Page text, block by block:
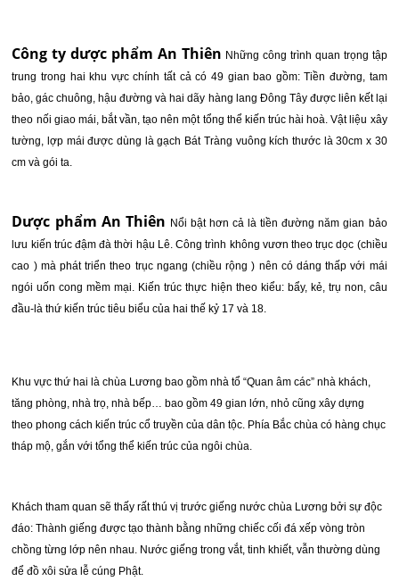
Công ty dược phẩm An Thiên Những công trình quan trọng tập
trung trong hai khu vực chính tất cả có 49 gian bao gồm: Tiền đường, tam
bảo, gác chuông, hậu đường và hai dãy hàng lang Đông Tây được liên kết lại
theo nối giao mái, bắt vần, tạo nên một tổng thể kiến trúc hài hoà. Vật liệu xây
tường, lợp mái được dùng là gạch Bát Tràng vuông kích thước là 30cm x 30
cm và gói ta.
Dược phẩm An Thiên Nổi bật hơn cả là tiền đường năm gian bảo
lưu kiến trúc đậm đà thời hậu Lê. Công trình không vươn theo trục dọc (chiều
cao ) mà phát triển theo trục ngang (chiều rộng ) nên có dáng thấp với mái
ngói uốn cong mềm mại. Kiến trúc thực hiện theo kiểu: bẩy, kẻ, trụ non, câu
đầu-là thứ kiến trúc tiêu biểu của hai thế kỷ 17 và 18.
Khu vực thứ hai là chùa Lương bao gồm nhà tổ “Quan âm các” nhà khách,
tăng phòng, nhà trọ, nhà bếp… bao gồm 49 gian lớn, nhỏ cũng xây dựng
theo phong cách kiến trúc cổ truyền của dân tộc. Phía Bắc chùa có hàng chục
tháp mộ, gắn với tổng thể kiến trúc của ngôi chùa.
Khách tham quan sẽ thấy rất thú vị trước giếng nước chùa Lương bởi sự độc
đáo: Thành giếng được tạo thành bằng những chiếc cối đá xếp vòng tròn
chồng từng lớp nên nhau. Nước giếng trong vắt, tinh khiết, vẫn thường dùng
để đồ xôi sửa lễ cúng Phật.